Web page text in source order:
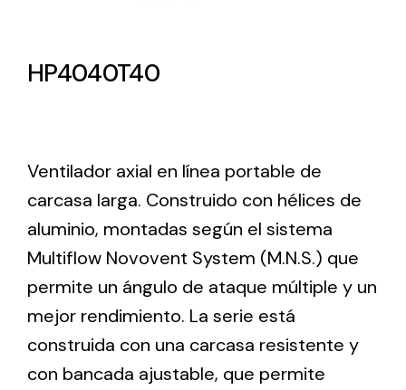
Ventilation
The incorporation of Novovent into the group
meant a greater offer of ventilation products for
different uses
HP4040T40
Ventilador axial en línea portable de
carcasa larga. Construido con hélices de
aluminio, montadas según el sistema
Multiflow Novovent System (M.N.S.) que
permite un ángulo de ataque múltiple y un
mejor rendimiento. La serie está
construida con una carcasa resistente y
con bancada ajustable, que permite